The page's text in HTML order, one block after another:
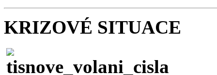
KRIZOVÉ SITUACE